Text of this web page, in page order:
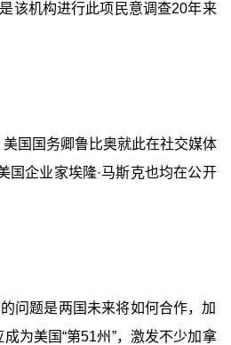
该机构进行此项民意调查20年来
国国务卿鲁比奥就此在社交媒体
国企业家埃隆·马斯克也均在公开
问题是两国未来将如何合作，加
为美国“第51州”，激发不少加拿